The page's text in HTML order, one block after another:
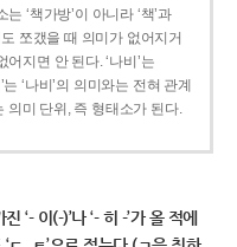
‘책가방’이 아니라 ‘책’과
쪼갰을 때 의미가 없어지거
지면 안 된다. ‘나비’는
는 ‘나비’의 의미와는 전혀 관계
의미 단위, 즉 형태소가 된다.
‘- 이(-)’나 ‘- 히 -’가 올 적에